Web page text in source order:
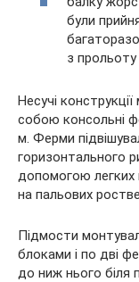
були
з прольоту
Несучі
собою консольні
м. Ферми
горизонтального
допомогою легких
на пальових
Підмости
блоками і по дві
до ниж нього біля